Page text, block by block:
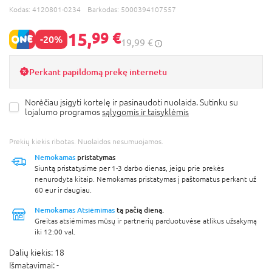
Kodas: 4120801-0234 Barkodas: 5000394107557
-20% 15,99 €19,99 €
Perkant papildomą prekę internetu
Norėčiau įsigyti kortelę ir pasinaudoti nuolaida. Sutinku su
lojalumo programossąlygomis ir taisyklėmis
Prekių kiekis ribotas. Nuolaidos nesumuojamos.
Nemokamas pristatymas
Siuntą pristatysime per 1-3 darbo dienas, jeigu prie prekės
nenurodyta kitaip. Nemokamas pristatymas į paštomatus perkant už
60 eur ir daugiau.
Nemokamas Atsiėmimas tą pačią dieną.
Greitas atsiėmimas mūsų ir partnerių parduotuvėse atlikus užsakymą
iki 12:00 val.
Dalių kiekis: 18
Išmatavimai:-